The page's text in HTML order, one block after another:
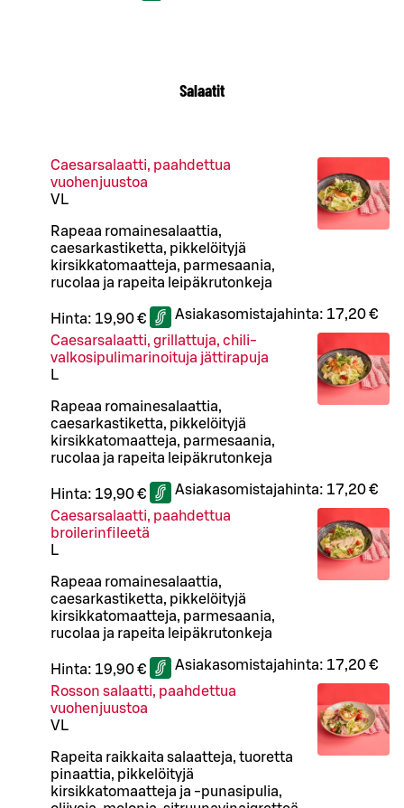
Salaatit
Caesarsalaatti, paahdettua
vuohenjuustoa
VL
Rapeaa romainesalaattia,
caesarkastiketta, pikkelöityjä
kirsikkatomaatteja, parmesaania,
rucolaa ja rapeita leipäkrutonkeja
Hinta: 19,90 € Asiakasomistajahinta: 17,20 €
Caesarsalaatti, grillattuja, chili-
valkosipulimarinoituja jättirapuja
L
Rapeaa romainesalaattia,
caesarkastiketta, pikkelöityjä
kirsikkatomaatteja, parmesaania,
rucolaa ja rapeita leipäkrutonkeja
Hinta: 19,90 € Asiakasomistajahinta: 17,20 €
Caesarsalaatti, paahdettua
broilerinfileetä
L
Rapeaa romainesalaattia,
caesarkastiketta, pikkelöityjä
kirsikkatomaatteja, parmesaania,
rucolaa ja rapeita leipäkrutonkeja
Hinta: 19,90 € Asiakasomistajahinta: 17,20 €
Rosson salaatti, paahdettua
vuohenjuustoa
VL
Rapeita raikkaita salaatteja, tuoretta
pinaattia, pikkelöityjä
kirsikkatomaatteja ja -punasipulia,